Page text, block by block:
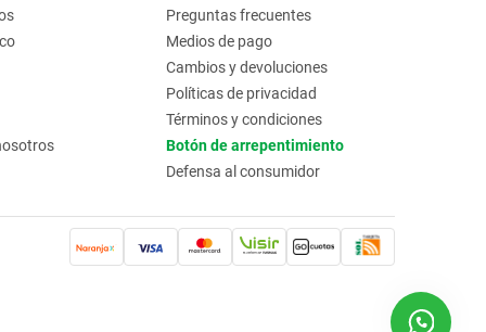
Preguntas frecuentes
Medios de pago
Cambios y devoluciones
Políticas de privacidad
Términos y condiciones
Botón de arrepentimiento
Defensa al consumidor